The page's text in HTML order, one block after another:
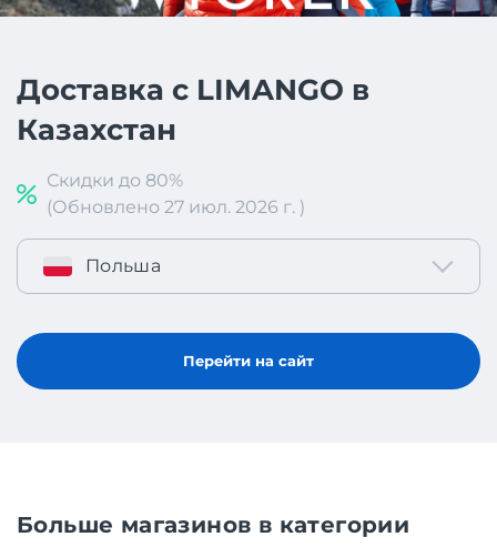
Доставка с LIMANGO в
Казахстан
Скидки до 80%
(Обновлено 27 июл. 2026 г. )
Польша
Перейти на сайт
Больше магазинов в категории